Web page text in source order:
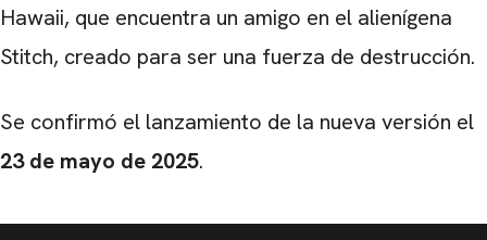
Hawaii, que encuentra un amigo en el alienígena
Stitch, creado para ser una fuerza de destrucción.
Se confirmó el lanzamiento de la nueva versión el
23 de mayo de 2025.